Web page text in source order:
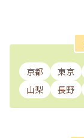
京都 東京
山梨
長野